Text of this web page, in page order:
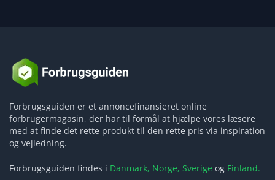
Forbrugsguiden er et annoncefinansieret online
forbrugermagasin, der har til formål at hjælpe vores læsere
med at finde det rette produkt til den rette pris via inspiration
og vejledning.
Forbrugsguiden findes i Danmark, Norge, Sverige og Finland.